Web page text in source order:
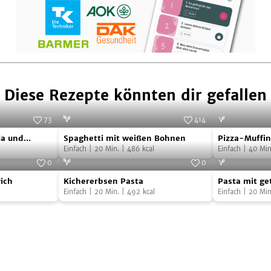
Diese Rezepte könnten dir gefallen
Da Michele
73
und
Spaghetti
mit
weißen
Bohnen
Foto:
414
Spaghetti mit weißen Bohnen
Einfach| 20 Min.| 486kcal
Pizza-
Muffins
Pizza-
Einfach| 40
Foto:
0
Kichererbsen
Pasta
0
Kichererbsen Pasta
Einfach 20 Min. 492 kcal
Pasta
mit
Pasta mit
und
Einfach 20